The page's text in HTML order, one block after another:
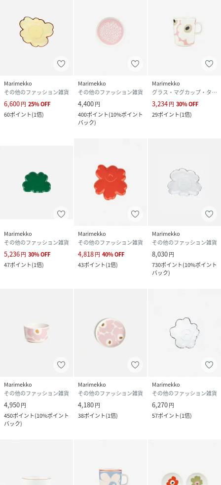
Marimekko
その他のファッション雑貨
6,600円 25%OFF
60ポイント(1倍)
Marimekko
その他のファッション雑貨
4,400円
400ポイント(10%ポイント
バック)
Marimekko
グラス・マグカップ・タンブラー
3,234円 30%OFF
29ポイント(1倍)
Marimekko
その他のファッション雑貨
5,236円 30%OFF
47ポイント(1倍)
Marimekko
その他のファッション雑貨
4,818円 40%OFF
43ポイント(1倍)
Marimekko
その他のファッション雑貨
8,030円
730ポイント(10%ポイント
バック)
Marimekko
その他のファッション雑貨
4,950円
450ポイント(10%ポイント
バック)
Marimekko
その他のファッション雑貨
4,180円
38ポイント(1倍)
Marimekko
その他のファッション雑貨
6,270円
57ポイント(1倍)